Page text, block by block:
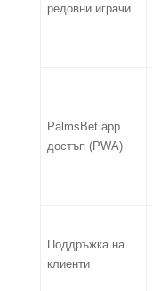
редовни играчи
PalmsBet app
достъп (PWA)
Поддръжка на
клиенти